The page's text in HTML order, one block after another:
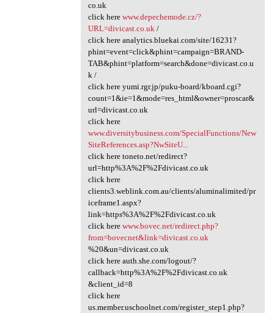
co.uk
click here www.depechemode.cz/?
URL=divicast.co.uk/
click here analytics.bluekai.com/site/16231?
phint=event=click&phint=campaign=BRAND-
TAB&phint=platform=search&done=divicast.co.u
k /
click here yumi.rgr.jp/puku-board/kboard.cgi?
count=1&ie=1&mode=res_html&owner=proscar&
url=divicast.co.uk
click here
www.diversitybusiness.com/SpecialFunctions/New
SiteReferences.asp?NwSiteU...
click here toneto.net/redirect?
url=http%3A%2F%2Fdivicast.co.uk
click here
clients3.weblink.com.au/clients/aluminalimited/pr
iceframe1.aspx?
link=https%3A%2F%2Fdivicast.co.uk
click here www.bovec.net/redirect.php?
from=bovecnet&link=divicast.co.uk
%20&un=divicast.co.uk
click here auth.she.com/logout/?
callback=http%3A%2F%2Fdivicast.co.uk
&client_id=8
click here
us.member.uschoolnet.com/register_step1.php?